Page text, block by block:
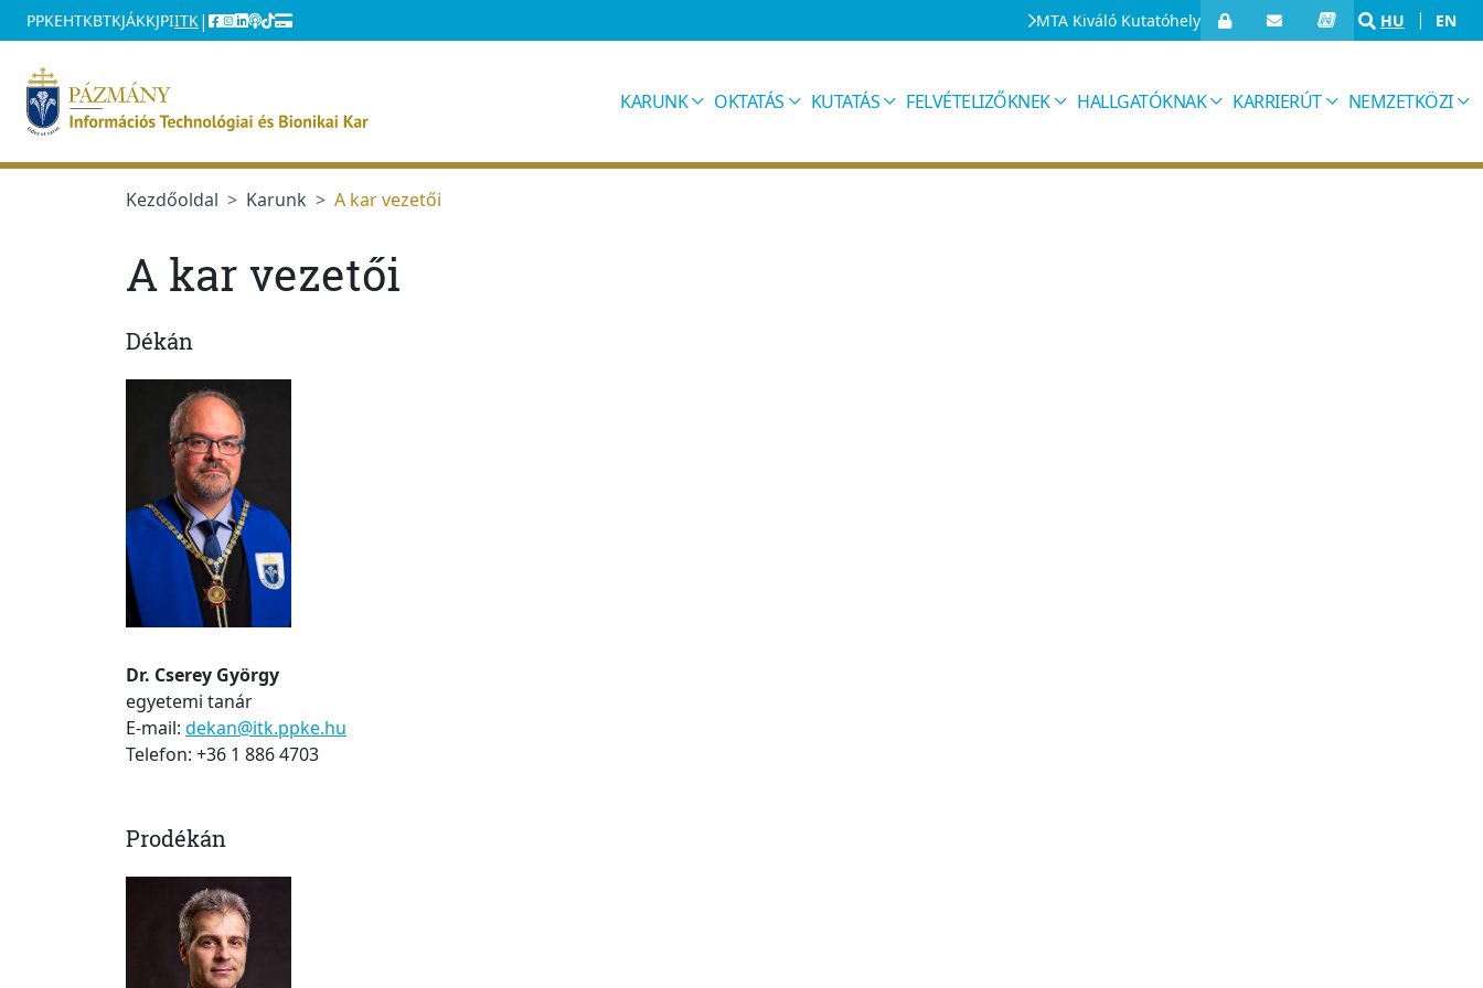
Ugrás a menüre
Ugrás a tartalomra
PPKEHTKBTKJÁKKJPIITK| MTA Kiváló Kutatóhely HU EN
KARUNK OKTATÁS KUTATÁS FELVÉTELIZŐKNEK HALLGATÓKNAK KARRIERÚT NEMZETKÖZI
Kezdőoldal Karunk A kar vezetői
A kar vezetői
Dékán
Dr. Cserey György
egyetemi tanár
E-mail: dekan@itk.ppke.hu
Telefon: +36 1 886 4703
Prodékán